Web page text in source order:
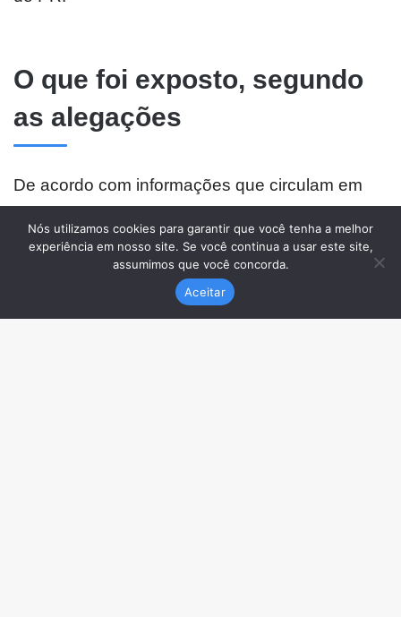
Nós utilizamos cookies para garantir que você tenha a melhor
experiência em nosso site. Se você continua a usar este site,
assumimos que você concorda.
Aceitar